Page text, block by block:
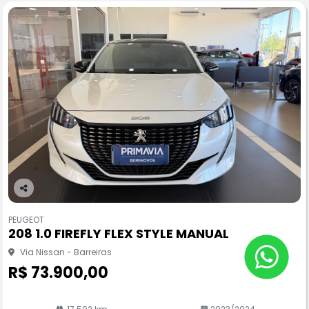
Co
pa
rtil
he
PEUGEOT
208 1.0 FIREFLY FLEX STYLE MANUAL
Via Nissan - Barreiras
R$ 73.900,00